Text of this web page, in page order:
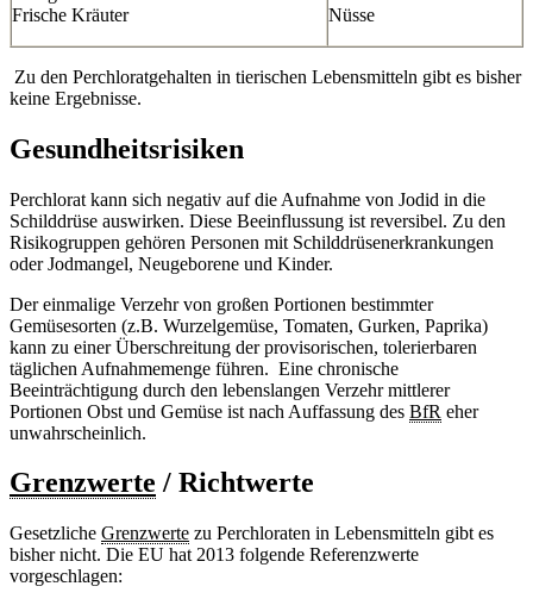
Frische Kräuter
Nüsse
Zu den Perchloratgehalten in tierischen Lebensmitteln gibt es bisher
keine Ergebnisse.
Gesundheitsrisiken
Perchlorat kann sich negativ auf die Aufnahme von Jodid in die
Schilddrüse auswirken. Diese Beeinflussung ist reversibel. Zu den
Risikogruppen gehören Personen mit Schilddrüsenerkrankungen
oder Jodmangel, Neugeborene und Kinder.
Der einmalige Verzehr von großen Portionen bestimmter
Gemüsesorten (z.B. Wurzelgemüse, Tomaten, Gurken, Paprika)
kann zu einer Überschreitung der provisorischen, tolerierbaren
täglichen Aufnahmemenge führen. Eine chronische
Beeinträchtigung durch den lebenslangen Verzehr mittlerer
Portionen Obst und Gemüse ist nach Auffassung des BfR eher
unwahrscheinlich.
Grenzwerte / Richtwerte
Gesetzliche Grenzwerte zu Perchloraten in Lebensmitteln gibt es
bisher nicht. Die EU hat 2013 folgende Referenzwerte
vorgeschlagen: